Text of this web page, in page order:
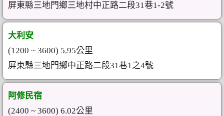
屏東縣三地門鄉三地村中正路二段31巷1-2號
大利安
(1200 ~ 3600) 5.95公里
屏東縣三地門鄉中正路二段31巷1之4號
阿修民宿
(2400 ~ 3600) 6.02公里